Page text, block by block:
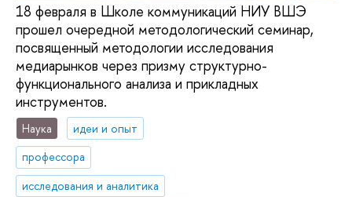
18 февраля в Школе коммуникаций НИУ ВШЭ
прошел очередной методологический семинар,
посвященный методологии исследования
медиарынков через призму структурно-
функционального анализа и прикладных
инструментов.
Наука
идеи и опыт
профессора
исследования и аналитика